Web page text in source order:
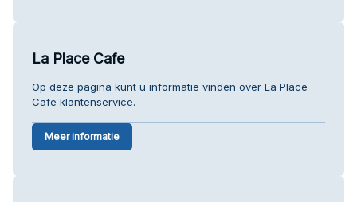
La Place Cafe
Op deze pagina kunt u informatie vinden over La Place
Cafe klantenservice.
Meer informatie